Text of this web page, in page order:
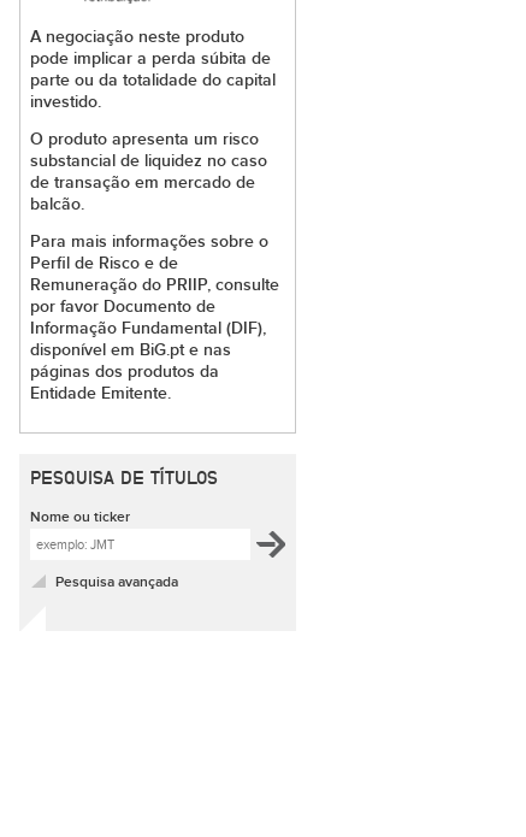
A negociação neste produto
pode implicar a perda súbita de
parte ou da totalidade do capital
investido.
O produto apresenta um risco
substancial de liquidez no caso
de transação em mercado de
balcão.
Para mais informações sobre o
Perfil de Risco e de
Remuneração do PRIIP, consulte
por favor Documento de
Informação Fundamental (DIF),
disponível em BiG.pt e nas
páginas dos produtos da
Entidade Emitente.
PESQUISA DE TÍTULOS
Nome ou ticker
Pesquisa avançada